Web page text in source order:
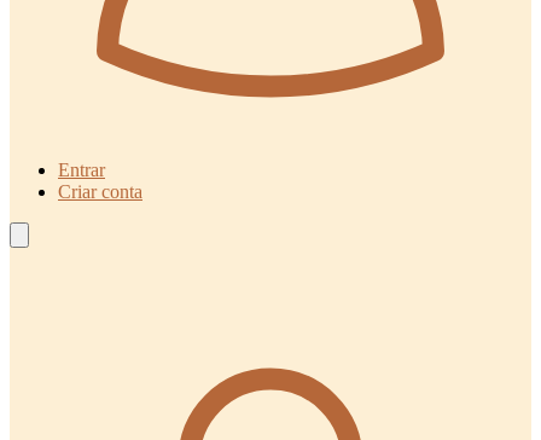
Entrar
Criar conta